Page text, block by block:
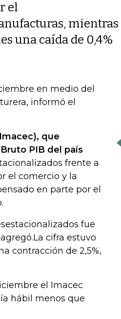
el
mientras
una caída de 0,4%
en medio del
informó el
que
PIB del país
frente a
el comercio y la
en parte por el
fue
cifra estuvo
contracción de 2,5%,
el Imacec
hábil menos que